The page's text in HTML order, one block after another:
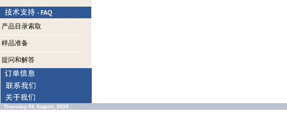
产品目录索取
样品准备
提问和解答
Thursday 06 August, 2026